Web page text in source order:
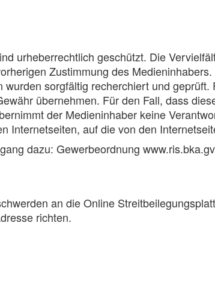
urheberrechtlich geschützt. Die
Zustimmung des
sorgfältig recherchiert und
übernehmen. Für den Fall, dass
der Medieninhaber keine
Internetseiten, auf die von den
dazu: Gewerbeordnung
an die Online
richten.